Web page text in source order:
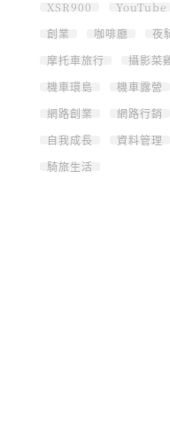
XSR900
YouTube
創業
咖啡廳 夜
摩托車旅行
攝影菜
機車環島
機車露營
網路創業
網路行銷
自我成長
資料管理
騎旅生活